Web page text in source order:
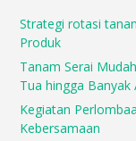
Strategi rotasi
Produk
Tanam Serai
Tua hingga Banyak
Kegiatan
Kebersamaan